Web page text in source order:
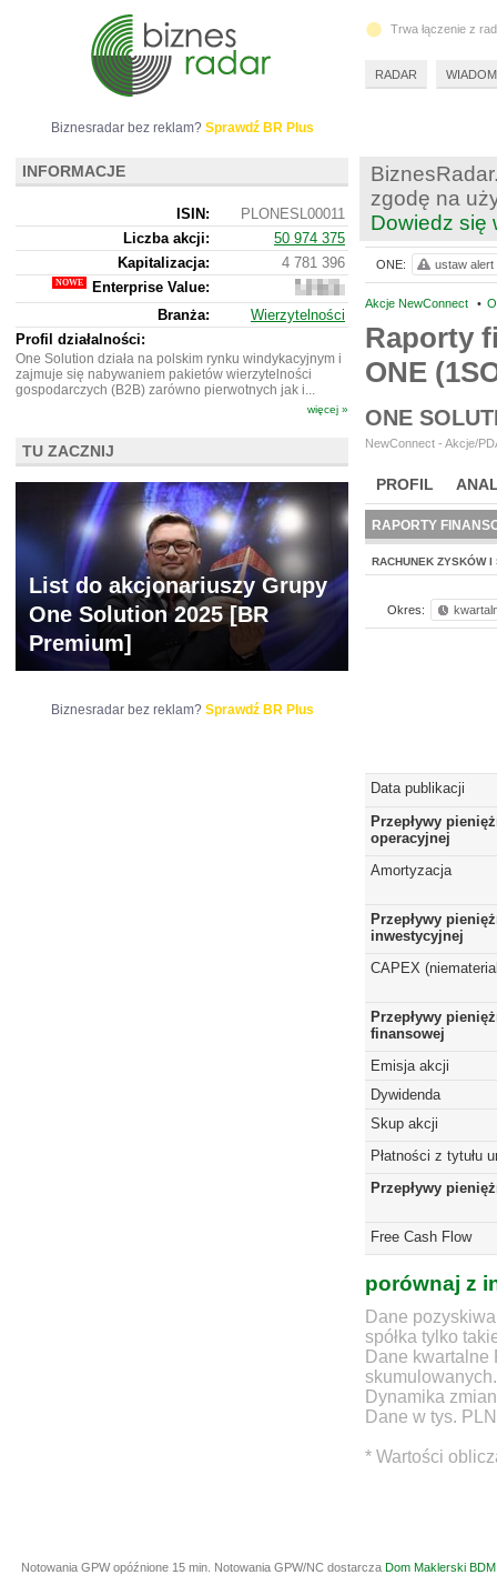
zgodę na
Dowiedz się
Akcje NewConnect •
Raporty
ONE
ONE
NewConnect - Akcje/
PROFIL
BR LAB
RAPORTY
RACHUNEK ZYSKÓW I
Okres:
Data publikacji
Przepływy
operacyjnej
Amortyzacja
Przepływy
inwestycyjnej
CAPEX
Przepływy
finansowej
Emisja akcji
Dywidenda
Skup akcji
Płatności z tytułu
Przepływy
Free Cash Flow
porównaj z
Dane
spółka tylko
Dane
skumulowanych.
Dynamika
Dane w tys. PLN
* Wartości
ONE: ustaw alert
Biznesradar bez reklam? Sprawdź BR Plus
INFORMACJE
ISIN:
PLONESL00011
Liczba akcji:
50 974 375
Kapitalizacja:
4 781 396
Enterprise Value:
2
740
396
Branża:
Wierzytelności
Profil działalności:
One Solution działa na polskim rynku windykacyjnym i
zajmuje się nabywaniem pakietów wierzytelności
gospodarczych (B2B) zarówno pierwotnych jak i...
więcej »
TU ZACZNIJ
List do akcjonariuszy Grupy
One Solution 2025 [BR
Premium]
Biznesradar bez reklam? Sprawdź BR Plus
Trwa łączenie z
RADAR
Notowania GPW opóźnione 15 min. Notowania GPW/NC dostarcza Dom Maklerski